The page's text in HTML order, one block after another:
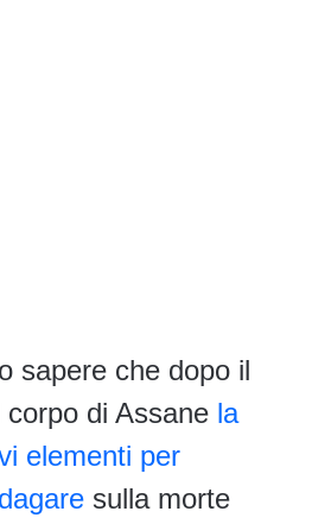
sapere che dopo il
di Assane la
elementi per
sulla morte